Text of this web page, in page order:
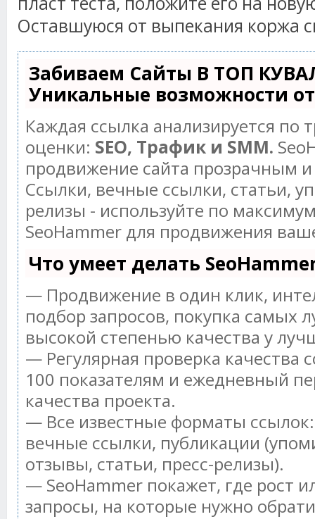
Оставшуюся от выпекания коржа
Забиваем Сайты В ТОП
Уникальные возможности
Каждая ссылка анализируется по
оценки: SEO, Трафик и SMM.
продвижение сайта прозрачным
Ссылки, вечные ссылки, статьи,
релизы - используйте по
SeoHammer для продвижения
Что умеет делать
— Продвижение в один клик,
подбор запросов, покупка самых
высокой степенью качества у
— Регулярная проверка качества
100 показателям и ежедневный
качества проекта.
— Все известные форматы
вечные ссылки, публикации
отзывы, статьи, пресс-релизы).
— SeoHammer покажет, где рост
запросы, на которые нужно